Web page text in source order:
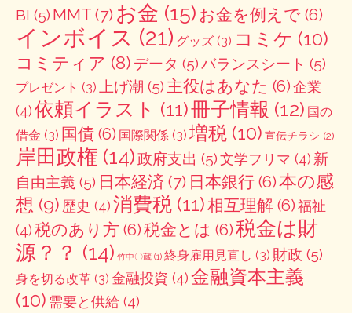
BI (5) MMT (7) お金 (15) お金を例えで (6)
インボイス (21) グッズ (3) コミケ (10)
コミティア (8) データ (5)バランスシート (5)
プレゼント (3) 上げ潮 (5) 主役はあなた (6)企業
(4)依頼イラスト (11)冊子情報 (12) 国の
借金 (3) 国債 (6) 国際関係 (3) 増税 (10) 宣伝チラシ (2)
岸田政権 (14)政府支出 (5)文学フリマ (4) 新
自由主義 (5) 日本経済 (7) 日本銀行 (6)本の感
想 (9) 歴史 (4)消費税 (11)相互理解 (6)福祉
(4)税のあり方 (6)税金とは (6)税金は財
源？？ (14) 竹中〇蔵 (1) 終身雇用見直し (3) 財政 (5)
身を切る改革 (3) 金融投資 (4)金融資本主義
(10) 需要と供給 (4)